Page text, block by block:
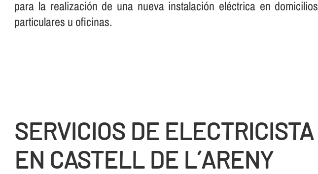
para la realización de una nueva instalación eléctrica en domicilios
particulares u oficinas.
SERVICIOS DE ELECTRICISTA
EN CASTELL DE L´ARENY